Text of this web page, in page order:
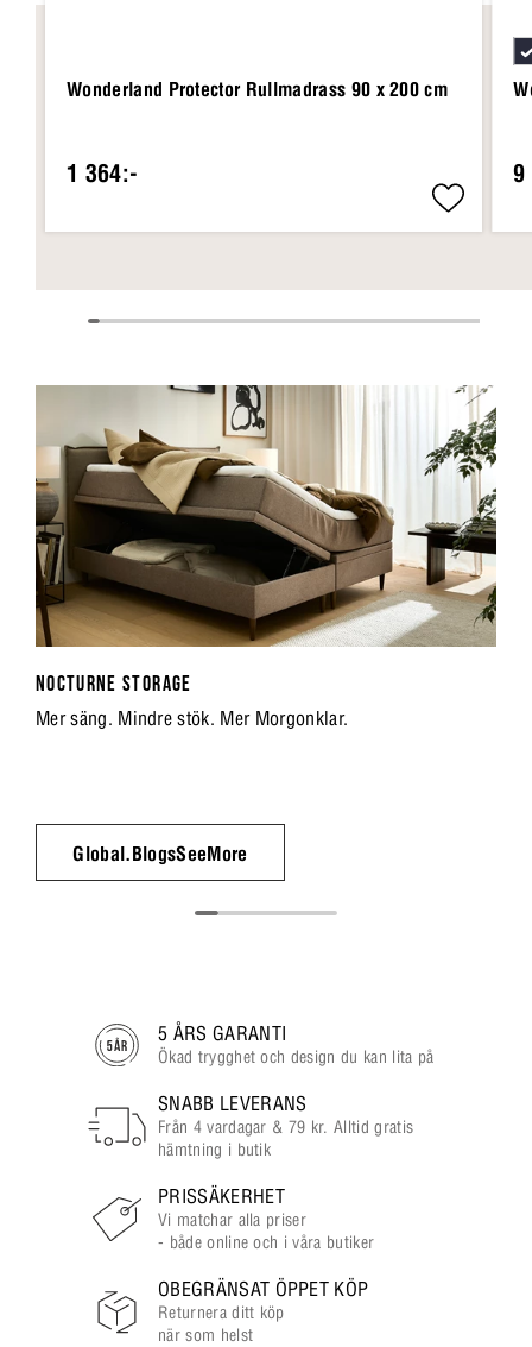
Wonderland Protector Rullmadrass 90 x 200 cm
1 364:- 9
NOCTURNE STORAGE
Mer säng. Mindre stök. Mer Morgonklar.
Global.BlogsSeeMore
5 ÅRS GARANTI
Ökad trygghet och design du kan lita på
SNABB LEVERANS
Från 4 vardagar & 79 kr. Alltid gratis
hämtning i butik
PRISSÄKERHET
Vi matchar alla priser
- både online och i våra butiker
OBEGRÄNSAT ÖPPET KÖP
Returnera ditt köp
när som helst